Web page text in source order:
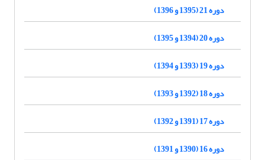
دوره 21 (1395 و 1396)
دوره 20 (1394 و 1395)
دوره 19 (1393 و 1394)
دوره 18 (1392 و 1393)
دوره 17 (1391 و 1392)
دوره 16 (1390 و 1391)